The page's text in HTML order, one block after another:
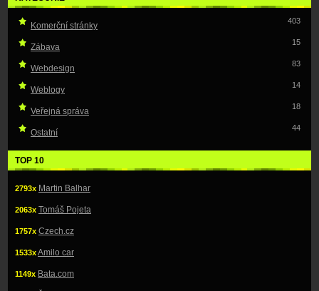
403
Komerční stránky
15
Zábava
83
Webdesign
14
Weblogy
18
Veřejná správa
44
Ostatní
TOP 10
2793x Martin Balhar
2063x Tomáš Pojeta
1757x Czech.cz
1533xAmilo car
1149x Bata.com